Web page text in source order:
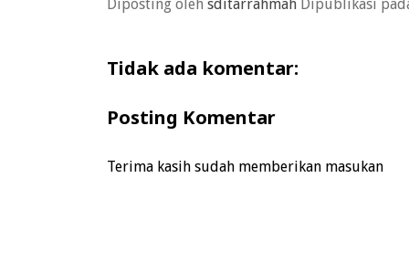
Diposting oleh sditarrahmah Dipublikasi
Tidak ada komentar:
Posting Komentar
Terima kasih sudah memberikan masukan